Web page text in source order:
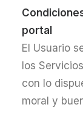
portal
El Usuario
los
con lo
moral y